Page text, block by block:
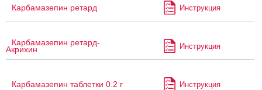
Карбамазепин ретард Инструкция
Карбамазепин ретард-
Акрихин Инструкция
Карбамазепин таблетки 0.2 г Инструкция